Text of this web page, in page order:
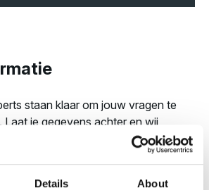
Details About
staan klaar om jouw vragen te
je gegevens achter en wij
mogelijk contact met je op.